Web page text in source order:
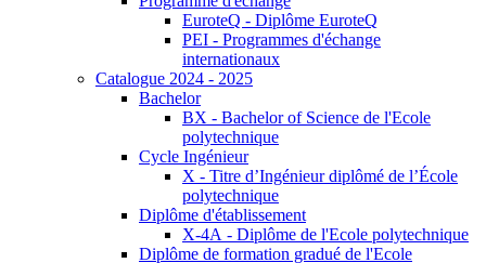
EuroteQ - Diplôme EuroteQ
PEI - Programmes d'échange
internationaux
Catalogue 2024 - 2025
Bachelor
BX - Bachelor of Science de l'Ecole
polytechnique
Cycle Ingénieur
X - Titre d’Ingénieur diplômé de l’École
polytechnique
Diplôme d'établissement
X-4A - Diplôme de l'Ecole polytechnique
Diplôme de formation gradué de l'Ecole